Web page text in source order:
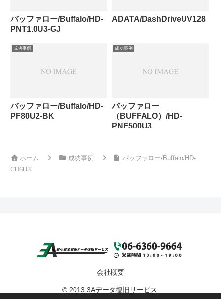
バッファロー/Buffalo/HD-
PNT1.0U3-GJ
ADATA/DashDriveUV128
成功事例
バッファロー/Buffalo/HD-
PF80U2-BK
成功事例
バッファロー
（BUFFALO）/HD-
PNF500U3
ホーム 成功事例
バッファロー/Buffalo/HD-
CD6U3
会社概要
© 2013 3Aデータ復旧サービス.